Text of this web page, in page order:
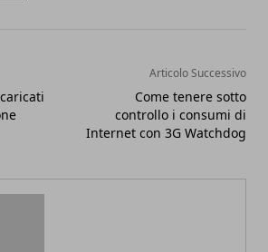
Articolo Successivo
Come tenere sotto
controllo i consumi di
Internet con 3G Watchdog